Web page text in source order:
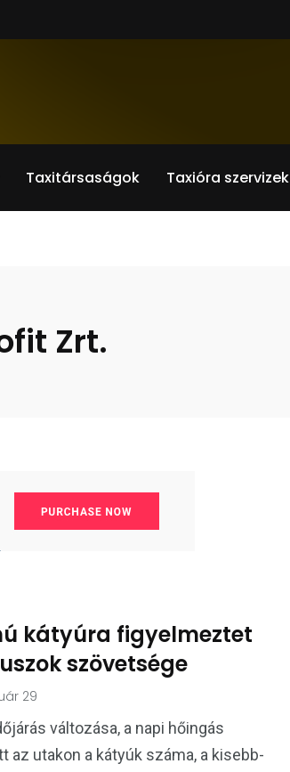
Taxitársaságok Taxióra szervizek
Zrt.
kátyúra figyelmeztet
szövetsége
29
változása, a napi hőingás
az utakon a kátyúk száma, a kisebb-